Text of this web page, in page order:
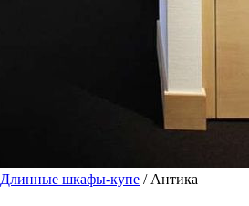
Длинные шкафы-купе / Антика